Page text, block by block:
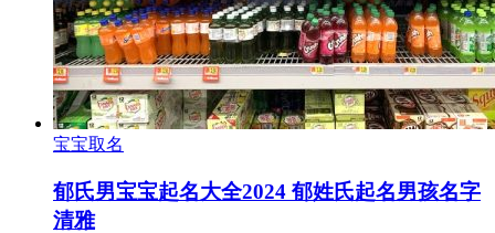
宝宝取名
郁氏男宝宝起名大全2024 郁姓氏起名男孩名字
清雅